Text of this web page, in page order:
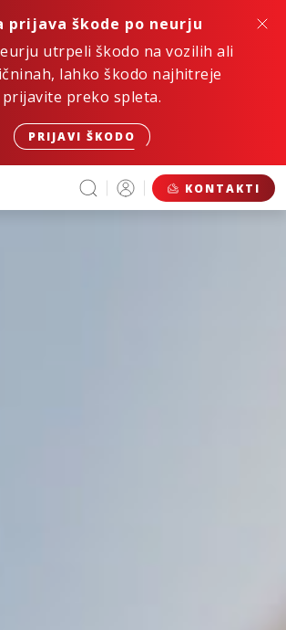
prijava škode po neurju
utrpeli škodo na vozilih ali
lahko škodo najhitreje
prijavite preko spleta.
PRIJAVI ŠKODO
KONTAKTI